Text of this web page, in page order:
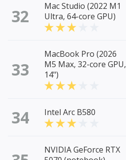
32
Mac Studio (2022 M1
Ultra, 64-core GPU)
33
MacBook Pro (2026
M5 Max, 32-core GPU,
14")
34 Intel Arc B580
NVIDIA GeForce RTX